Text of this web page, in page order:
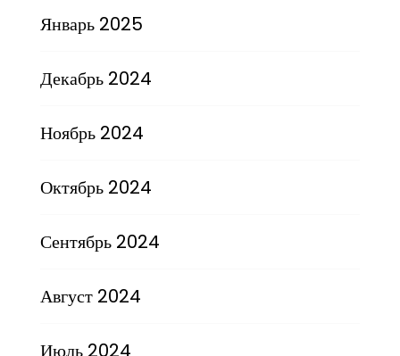
Январь 2025
Декабрь 2024
Ноябрь 2024
Октябрь 2024
Сентябрь 2024
Август 2024
Июль 2024